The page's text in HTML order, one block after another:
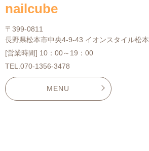
nailcube
〒399-0811
長野県松本市中央4-9-43 イオンスタイル松
[営業時間] 10：00～19：00
TEL.070-1356-3478
MENU